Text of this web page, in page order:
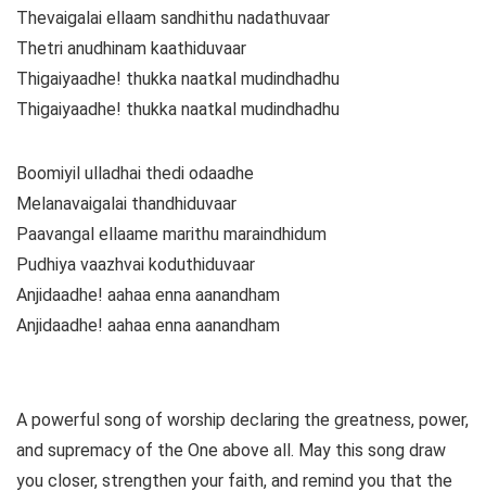
Thevaigalai ellaam sandhithu nadathuvaar
Thetri anudhinam kaathiduvaar
Thigaiyaadhe! thukka naatkal mudindhadhu
Thigaiyaadhe! thukka naatkal mudindhadhu
Boomiyil ulladhai thedi odaadhe
Melanavaigalai thandhiduvaar
Paavangal ellaame marithu maraindhidum
Pudhiya vaazhvai koduthiduvaar
Anjidaadhe! aahaa enna aanandham
Anjidaadhe! aahaa enna aanandham
A powerful song of worship declaring the greatness, power,
and supremacy of the One above all. May this song draw
you closer, strengthen your faith, and remind you that the